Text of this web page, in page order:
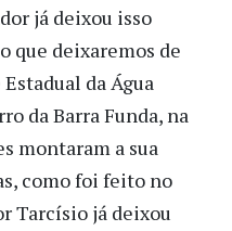
já deixou isso
que deixaremos de
da Água
da Barra Funda, na
montaram a sua
como foi feito no
Tarcísio já deixou